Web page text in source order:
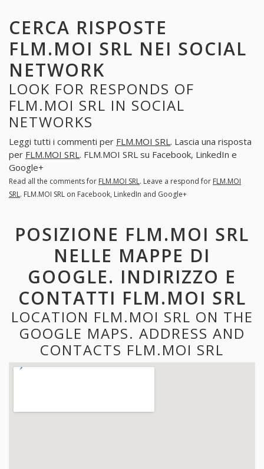
CERCA RISPOSTE
FLM.MOI SRL NEI SOCIAL
NETWORK
LOOK FOR RESPONDS OF
FLM.MOI SRL IN SOCIAL
NETWORKS
Leggi tutti i commenti per FLM.MOI SRL . Lascia una risposta
per FLM.MOI SRL . FLM.MOI SRL su Facebook, LinkedIn e
Google+
Read all the comments for FLM.MOI SRL. Leave a respond for FLM.MOI
SRL. FLM.MOI SRL on Facebook, LinkedIn and Google+
POSIZIONE FLM.MOI SRL
NELLE MAPPE DI
GOOGLE. INDIRIZZO E
CONTATTI FLM.MOI SRL
LOCATION FLM.MOI SRL ON THE
GOOGLE MAPS. ADDRESS AND
CONTACTS FLM.MOI SRL